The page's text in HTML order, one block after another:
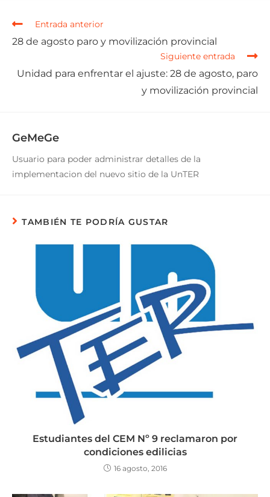
Entrada anterior
28 de agosto paro y movilización provincial
Siguiente entrada
Unidad para enfrentar el ajuste: 28 de agosto, paro
y movilización provincial
GeMeGe
Usuario para poder administrar detalles de la
implementacion del nuevo sitio de la UnTER
TAMBIÉN TE PODRÍA GUSTAR
Estudiantes del CEM Nº 9 reclamaron por
condiciones edilicias
16 agosto, 2016